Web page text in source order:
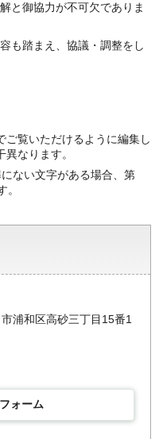
と御協力が不可欠でありま
も踏まえ、協議・調整をし
ご覧いただけるように編集し
なります。
ない文字がある場合、第
。
浦和区高砂三丁目15番1
ォーム